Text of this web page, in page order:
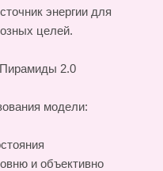
энергии для
целей.
Пирамиды 2.0
модели:
и объективно